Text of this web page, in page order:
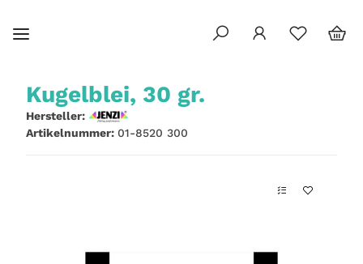
Kugelblei, 30 gr.
Hersteller:
Artikelnummer: 01-8520 300